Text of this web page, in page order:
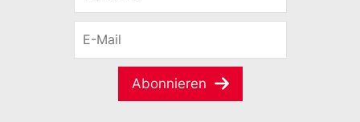
r
m
M
Abonnieren